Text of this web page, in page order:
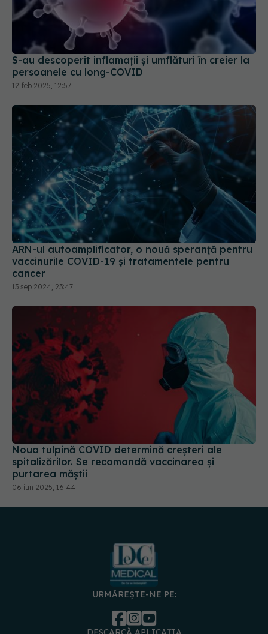
S-au descoperit inflamaţii și umflături în creier la
persoanele cu long-COVID
12 feb 2025, 12:57
ARN-ul autoamplificator, o nouă speranță pentru
vaccinurile COVID-19 și tratamentele pentru
cancer
13 sep 2024, 23:47
Noua tulpină COVID determină creșteri ale
spitalizărilor. Se recomandă vaccinarea și
purtarea măștii
06 iun 2025, 16:44
URMĂREȘTE-NE PE:
DESCARCĂ APLICAȚIA